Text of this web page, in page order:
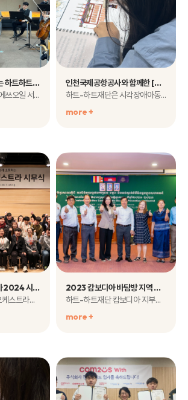
에쓰오일과 함께하는 하트하트연주단의 2024년 첫 출근 현장을 공유합니다!
지난1월5일 금요일,에쓰오일 서울 마..
인천국제공항공사와 함께한 [특별한도서-국악기] 리뉴얼 도서 제작 완료!
하트-하트재단은 시각장애아동에게 꿈과 비전을 제시하고 책 읽을 권리를..
more +
하트하트오케스트라 2024 시무식
2024년 하트하트오케스트라의 시무식이 1월 4일(목) 오..
2023 캄보디아 바탐방 지역 비전염성 질환 예방 및 관리사업 연례회의 개최
하트-하트재단 캄보디아 지부는 지난 12월 7일 바탐방 상커 호텔(Sangker..
more +